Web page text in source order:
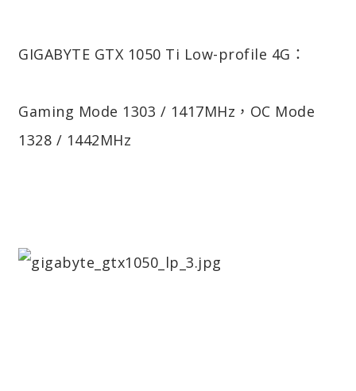
GIGABYTE GTX 1050 Ti Low-profile 4G：
Gaming Mode 1303 / 1417MHz，OC Mode
1328 / 1442MHz